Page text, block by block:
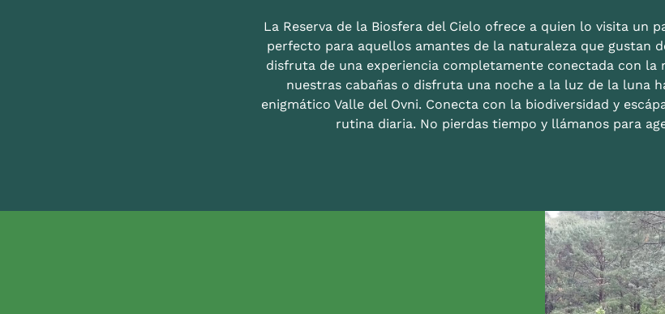
La Reserva de la Biosfera del Cielo ofrece a quien lo visita un
perfecto para aquellos amantes de la naturaleza que gustan
disfruta de una experiencia completamente conectada con la
nuestras cabañas o disfruta una noche a la luz de la luna
enigmático Valle del Ovni. Conecta con la biodiversidad y
rutina diaria. No pierdas tiempo y llámanos para